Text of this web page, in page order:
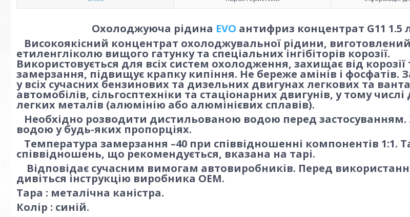
Охолоджуюча рідина EVO антифриз концентрат G11 1.5
Високоякісний концентрат охолоджувальної рідини, виготовлений
етиленгліколю вищого гатунку та спеціальних інгібіторів корозії.
Використовується для всіх систем охолодження, захищає від корозії
замерзання, підвищує крапку кипіння. Не береже амінів і фосфатів.
у всіх сучасних бензинових та дизельних двигунах легкових та
автомобілів, сільгосптехніки та стаціонарних двигунів, у тому числі
легких металів (алюмінію або алюмінієвих сплавів).
Необхідно розводити дистильованою водою перед застосуванням.
водою у будь-яких пропорціях.
Температура замерзання –40 при співвідношенні компонентів 1:1.
співвідношень, що рекомендується, вказана на тарі.
Відповідає сучасним вимогам автовиробників. Перед
дивіться інструкцію виробника ОЕМ.
Тара : металічна каністра.
Колір : синій.